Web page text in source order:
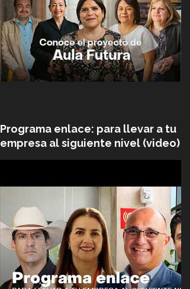
Programa enlace: para llevar a tu
empresa al siguiente nivel (video)